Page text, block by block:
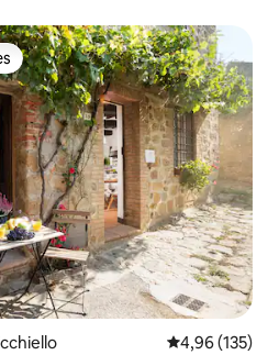
dos hóspedes
4,96 de uma
4,96 (135)